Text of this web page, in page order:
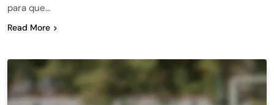
para que…
Read More